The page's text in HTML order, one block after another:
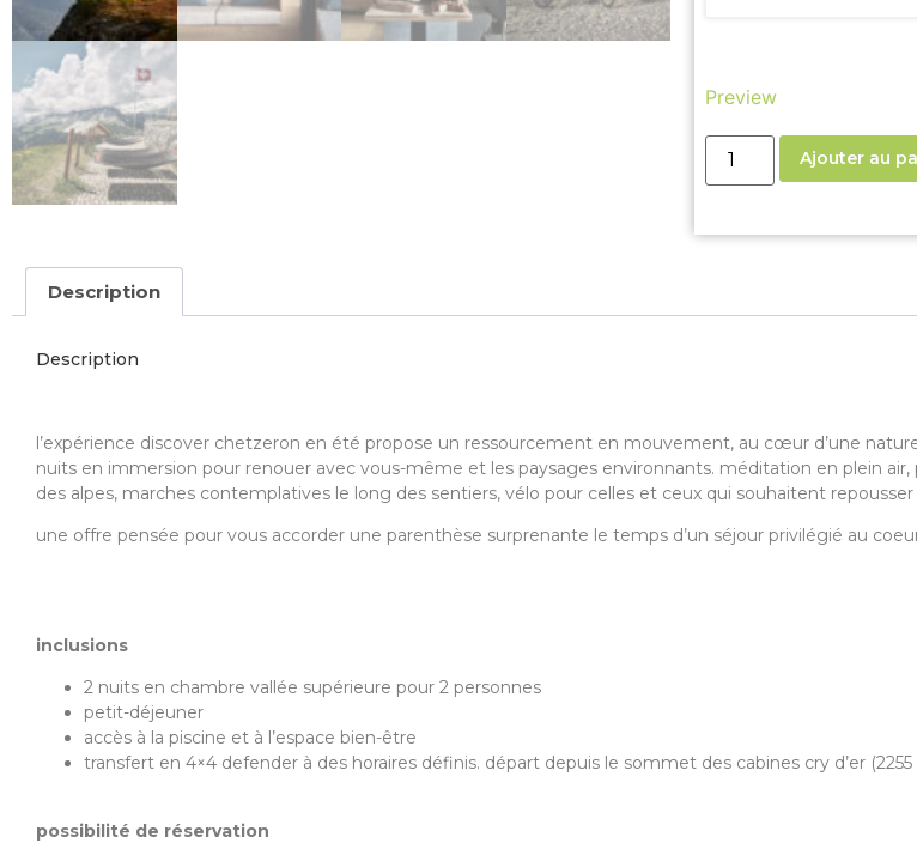
Preview
Ajouter au
Description
Description
l’expérience discover chetzeron en été propose un ressourcement en mouvement, au cœur d’une
nuits en immersion pour renouer avec vous-même et les paysages environnants. méditation en plein
des alpes, marches contemplatives le long des sentiers, vélo pour celles et ceux qui souhaitent repousser
une offre pensée pour vous accorder une parenthèse surprenante le temps d’un séjour privilégié au
inclusions
2 nuits en chambre vallée supérieure pour 2 personnes
petit-déjeuner
accès à la piscine et à l’espace bien-être
transfert en 4×4 defender à des horaires définis. départ depuis le sommet des cabines cry d’er (2255
possibilité de réservation